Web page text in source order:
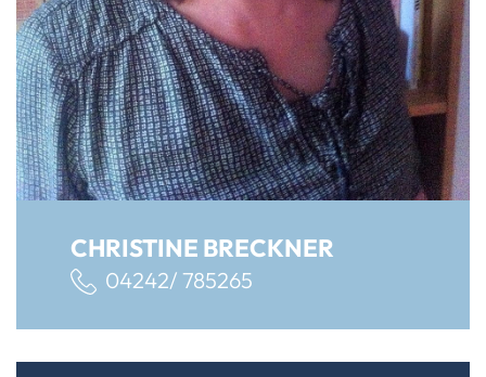
CHRISTINE BRECKNER
04242/ 785265